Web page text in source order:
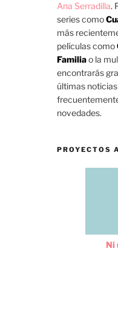
Ana Serradilla.
series como
más
películas como
Familiao la
encontrarás
últimas
novedades.
PROYECTOS
Ni